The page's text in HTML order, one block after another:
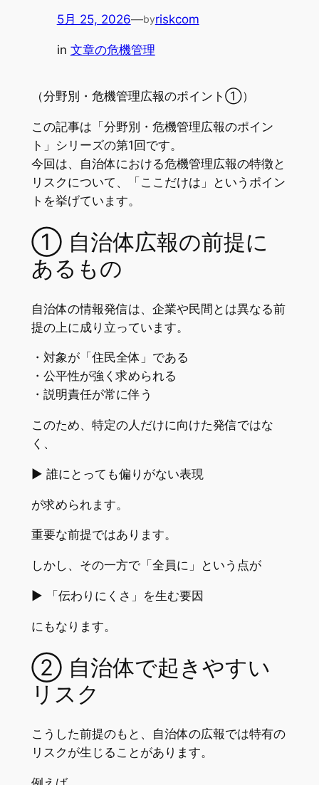
5月 25, 2026—byriskcom
in 文章の危機管理
（分野別・危機管理広報のポイント①）
この記事は「分野別・危機管理広報のポイン
ト」シリーズの第1回です。
今回は、自治体における危機管理広報の特徴と
リスクについて、「ここだけは」というポイン
トを挙げています。
① 自治体広報の前提に
あるもの
自治体の情報発信は、企業や民間とは異なる前
提の上に成り立っています。
・対象が「住民全体」である
・公平性が強く求められる
・説明責任が常に伴う
このため、特定の人だけに向けた発信ではな
く、
▶︎ 誰にとっても偏りがない表現
が求められます。
重要な前提ではあります。
しかし、その一方で「全員に」という点が
▶︎ 「伝わりにくさ」を生む要因
にもなります。
② 自治体で起きやすい
リスク
こうした前提のもと、自治体の広報では特有の
リスクが生じることがあります。